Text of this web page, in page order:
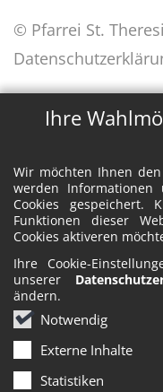
Ihre
Wir möchten Ihnen
werden Informationen
Cookies gespeichert.
Funktionen dieser
Cookies aktiveren
Ihre Cookie-
unserer
ändern.
Notwendig
Externe Inhalte
Statistiken
© Pfarrei St.